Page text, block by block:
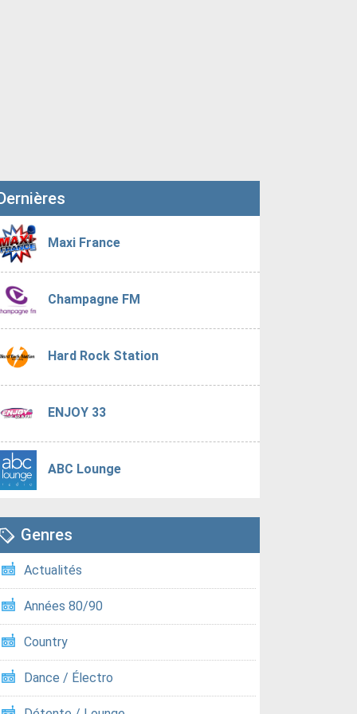
Maxi France
Champagne FM
Hard Rock Station
ENJOY 33
ABC Lounge
Genres
Actualités
Années 80/90
Country
Dance / Électro